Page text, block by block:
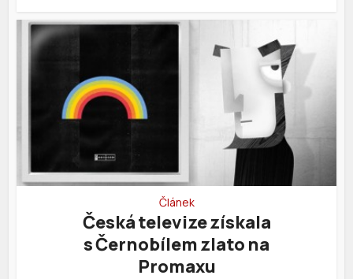
Článek
Česká televize získala
s Černobílem zlato na
Promaxu